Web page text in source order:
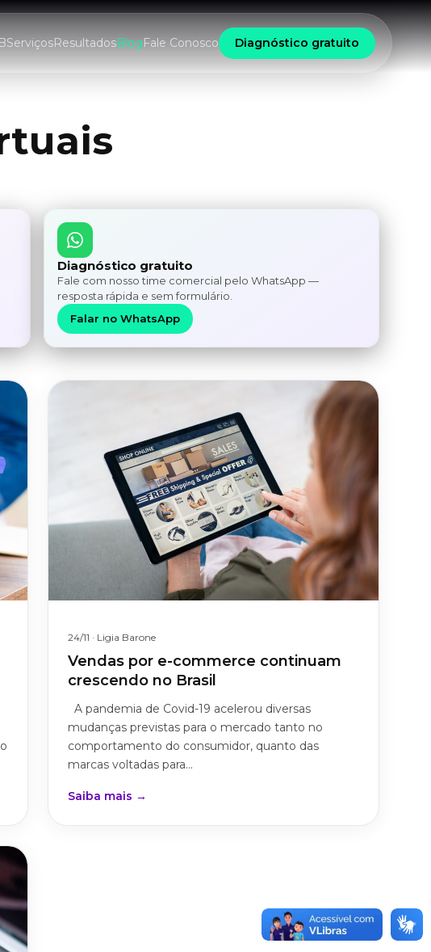
ServiçosResultadosBlogFale Conosco Diagnóstico gratuito
Diagnóstico gratuito
Fale com nosso time comercial pelo WhatsApp —
resposta rápida e sem formulário.
Falar no WhatsApp
24/11 · Ligia Barone
Vendas por e-commerce continuam
crescendo no Brasil
A pandemia de Covid-19 acelerou diversas
mudanças previstas para o mercado tanto no
comportamento do consumidor, quanto das
marcas voltadas para...
Saiba mais →